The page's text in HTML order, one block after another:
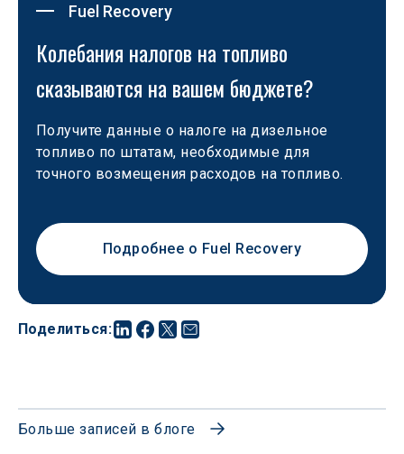
Поделиться:
Fuel Recovery
Колебания налогов на топливо
сказываются на вашем бюджете?
Получите данные о налоге на дизельное
топливо по штатам, необходимые для
точного возмещения расходов на топливо.
Подробнее о Fuel Recovery
Больше записей в блоге